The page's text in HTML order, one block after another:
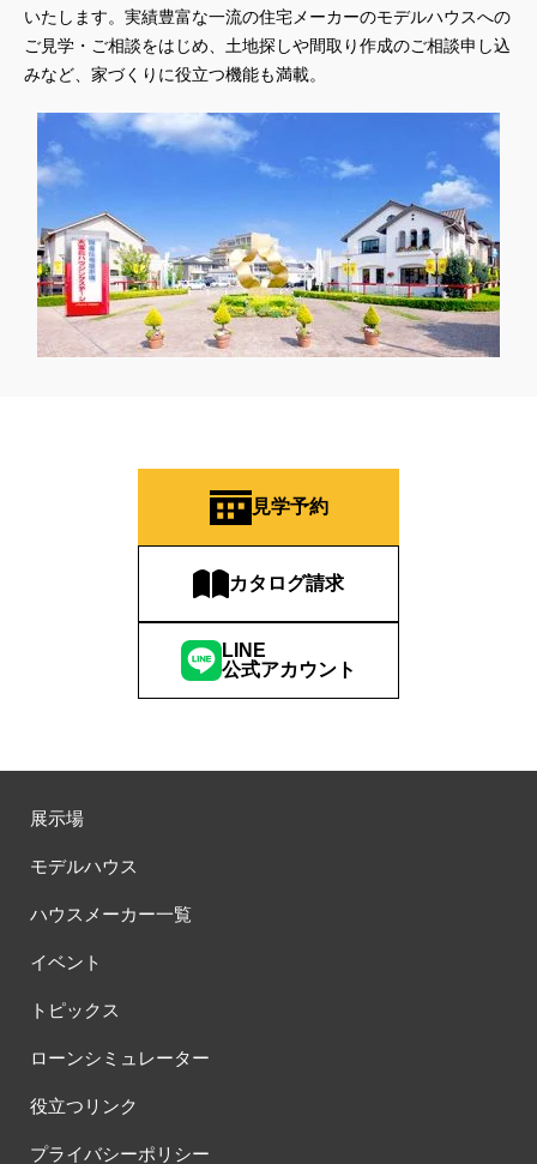
いたします。実績豊富な一流の住宅メーカーのモデルハウスへの
ご見学・ご相談をはじめ、土地探しや間取り作成のご相談申し込
みなど、家づくりに役立つ機能も満載。
見学予約
カタログ請求
LINE
公式アカウント
展示場
モデルハウス
ハウスメーカー一覧
イベント
トピックス
ローンシミュレーター
役立つリンク
プライバシーポリシー